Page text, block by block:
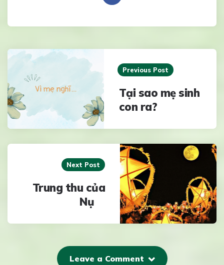
Post
navigation
Previous Post
Tại sao mẹ sinh
con ra?
Next Post
Trung thu của
Nụ
Leave a Comment